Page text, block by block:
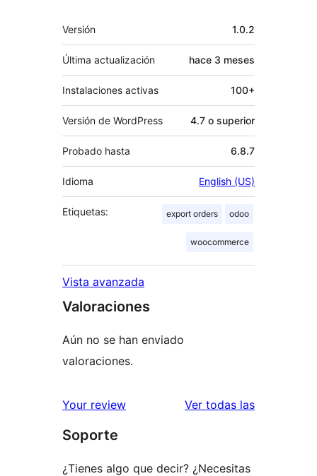
Meta
Versión 1.0.2
Última actualización hace 3 meses
Instalaciones activas 100+
Versión de WordPress 4.7 o superior
Probado hasta 6.8.7
Idioma English (US)
Etiquetas: export orders odoo
woocommerce
Vista avanzada
Valoraciones
Aún no se han enviado
valoraciones.
Your review Ver todas las
Soporte
¿Tienes algo que decir? ¿Necesitas